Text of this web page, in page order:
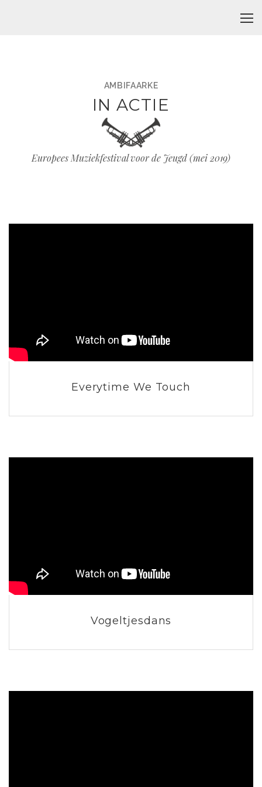
AMBIFAARKE
IN ACTIE
Europees Muziekfestival voor de Jeugd (mei 2019)
Everytime We Touch
Vogeltjesdans